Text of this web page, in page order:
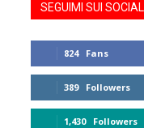
SEGUIMI SUI SOCIAL
824 Fans
389 Followers
1,430 Followers